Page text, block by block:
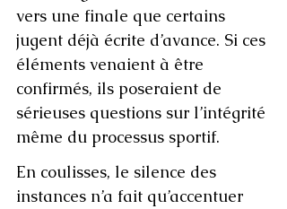
vers une finale que certains
jugent déjà écrite d’avance. Si ces
éléments venaient à être
confirmés, ils poseraient de
sérieuses questions sur l’intégrité
même du processus sportif.
En coulisses, le silence des
instances n’a fait qu’accentuer